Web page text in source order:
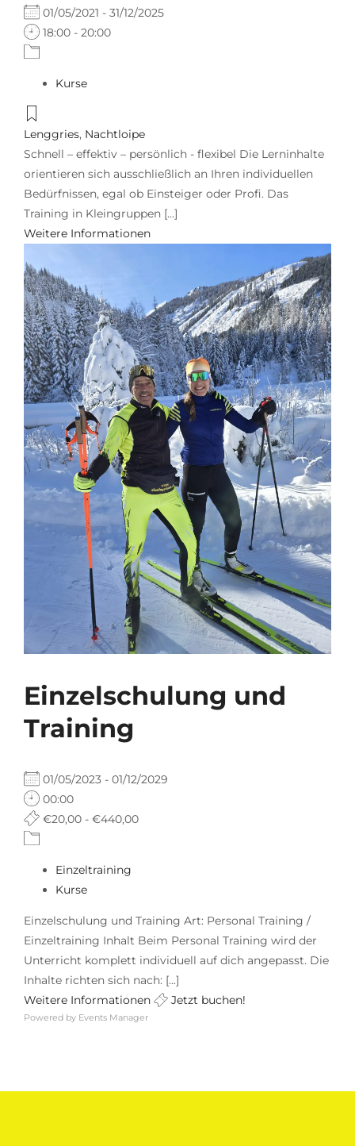
01/05/2021 - 31/12/2025
18:00 - 20:00
Kurse
Lenggries, Nachtloipe
Schnell – effektiv – persönlich - flexibel Die Lerninhalte
orientieren sich ausschließlich an Ihren individuellen
Bedürfnissen, egal ob Einsteiger oder Profi. Das
Training in Kleingruppen [...]
Weitere Informationen
Einzelschulung und
Training
01/05/2023 - 01/12/2029
00:00
€20,00 - €440,00
Einzeltraining
Kurse
Einzelschulung und Training Art: Personal Training /
Einzeltraining Inhalt Beim Personal Training wird der
Unterricht komplett individuell auf dich angepasst. Die
Inhalte richten sich nach: [...]
Weitere Informationen
Jetzt buchen!
Powered by Events Manager